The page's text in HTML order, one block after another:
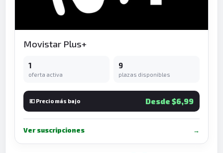
Movistar Plus+
1
oferta activa
9
plazas disponibles
💶 Precio más bajo Desde $6,99
Ver suscripciones →